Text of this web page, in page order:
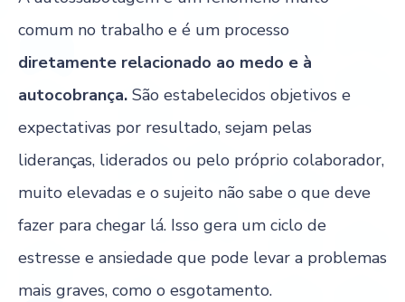
comum no trabalho e é um processo
diretamente relacionado ao medo e à
autocobrança. São estabelecidos objetivos e
expectativas por resultado, sejam pelas
lideranças, liderados ou pelo próprio colaborador,
muito elevadas e o sujeito não sabe o que deve
fazer para chegar lá. Isso gera um ciclo de
estresse e ansiedade que pode levar a problemas
mais graves, como o esgotamento.